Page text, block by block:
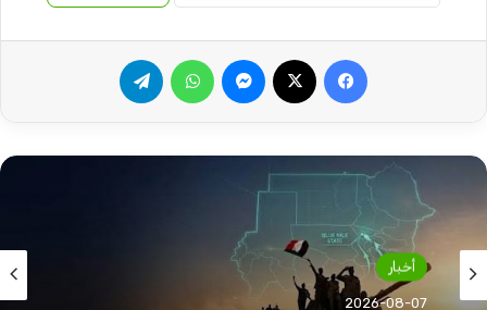
فيسبوك ماسنجر واتساب
أخبار
2026-08-07